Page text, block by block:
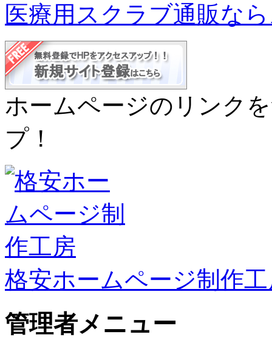
医療用スクラブ通販な
ホームページのリンク
プ！
格安ホームページ制作
管理者メニュー